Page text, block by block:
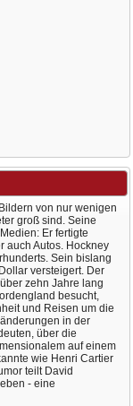
von nur wenigen
groß sind. Seine
Er fertigte
auch Autos. Hockney
Sein bislang
versteigert. Der
zehn Jahre lang
besucht,
und Reisen um die
in der
über die
auf einem
wie Henri Cartier
teilt David
- eine